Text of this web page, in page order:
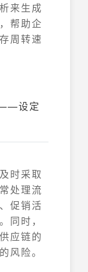
来生成
帮助企
周转速
——设定
时采取
处理流
促销活
同时，
应链的
风险。